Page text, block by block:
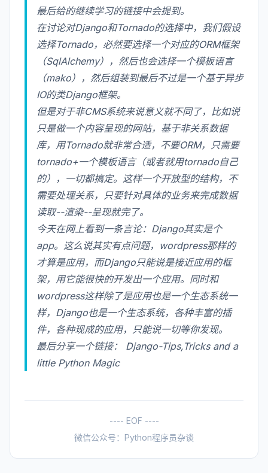
最后给的继续学习的链接中会提到。
在讨论对Django和Tornado的选择中，我们假设
选择Tornado，必然要选择一个对应的ORM框架
（SqlAlchemy），然后也会选择一个模板语言
（mako），然后组装到最后不过是一个基于异步
IO的类Django框架。
但是对于非CMS系统来说意义就不同了，比如说
只是做一个内容呈现的网站，基于非关系数据
库，用Tornado就非常合适，不要ORM，只需要
tornado+一个模板语言（或者就用tornado自己
的），一切都搞定。这样一个开放型的结构，不
需要处理关系，只要针对具体的业务来完成数据
读取--渲染--呈现就完了。
今天在网上看到一条言论：Django其实是个
app。这么说其实有点问题，wordpress那样的
才算是应用，而Django只能说是接近应用的框
架，用它能很快的开发出一个应用。同时和
wordpress这样除了是应用也是一个生态系统一
样，Django也是一个生态系统，各种丰富的插
件，各种现成的应用，只能说一切等你发现。
最后分享一个链接： Django-Tips,Tricks and a
little Python Magic
---- EOF ----
微信公众号：Python程序员杂谈